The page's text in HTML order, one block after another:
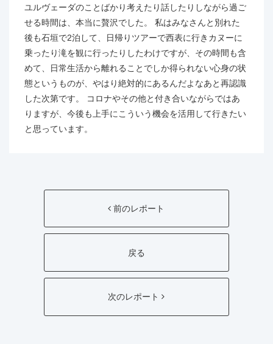
ユルヴェーダのことばかり考えたり話したりしながら過ご
せる時間は、本当に贅沢でした。 私はみなさんと別れた
後も石垣で2泊して、日帰りツアーで西表に行きカヌーに
乗ったり滝を観に行ったりしたわけですが、その時間も含
めて、日常生活から離れることでしか得られない心身の状
態というものが、やはり絶対的にあるんだよなあと再認識
した次第です。 コロナやその他と付き合いながらではあ
りますが、今後も上手にこういう機会を活用して行きたい
と思っています。
前のレポート
戻る
次のレポート